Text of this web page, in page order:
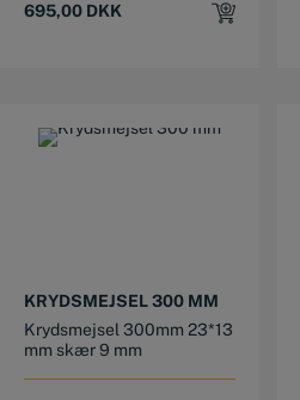
695,00 DKK
KRYDSMEJSEL 300 MM
Krydsmejsel 300mm 23*13
mm skær 9 mm